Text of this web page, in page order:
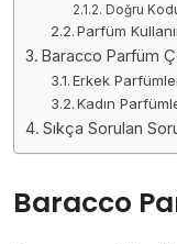
Doğru
Parfüm
Baracco Parfüm
Erkek
Kadın
Sıkça Sorulan
Baracco